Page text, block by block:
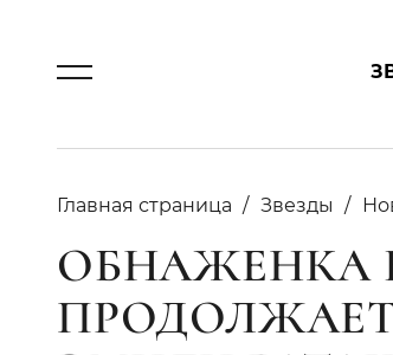
Главная страница Звезды
ОБНАЖЕНКА В